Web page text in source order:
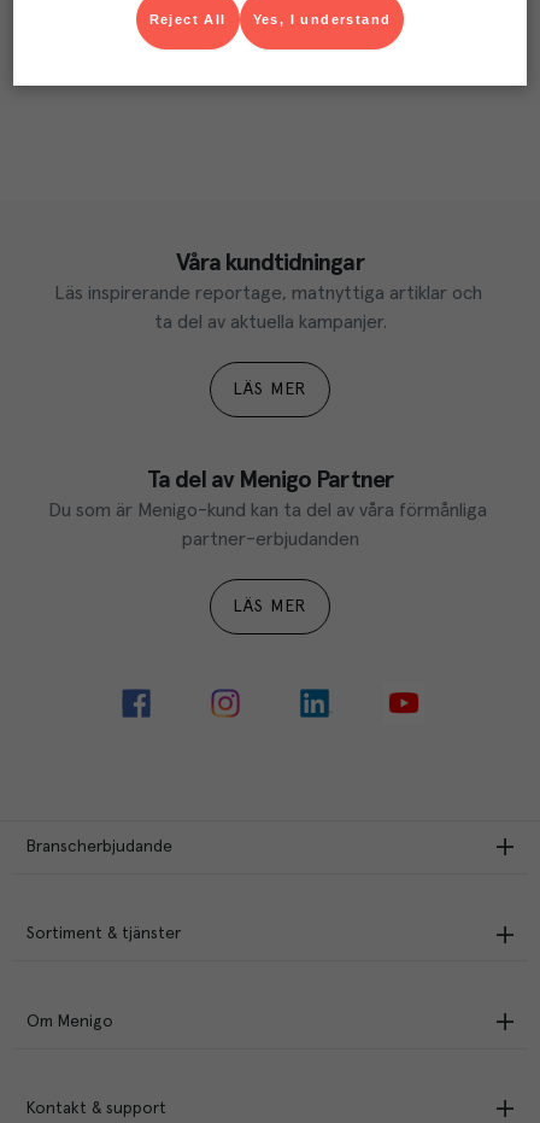
Våra kundtidningar
Läs inspirerande reportage, matnyttiga artiklar och
ta del av aktuella kampanjer.
LÄS MER
Ta del av Menigo Partner
Du som är Menigo-kund kan ta del av våra förmånliga
partner-erbjudanden
LÄS MER
Branscherbjudande
Sortiment & tjänster
Om Menigo
Kontakt & support
Yes, I understand
Reject All